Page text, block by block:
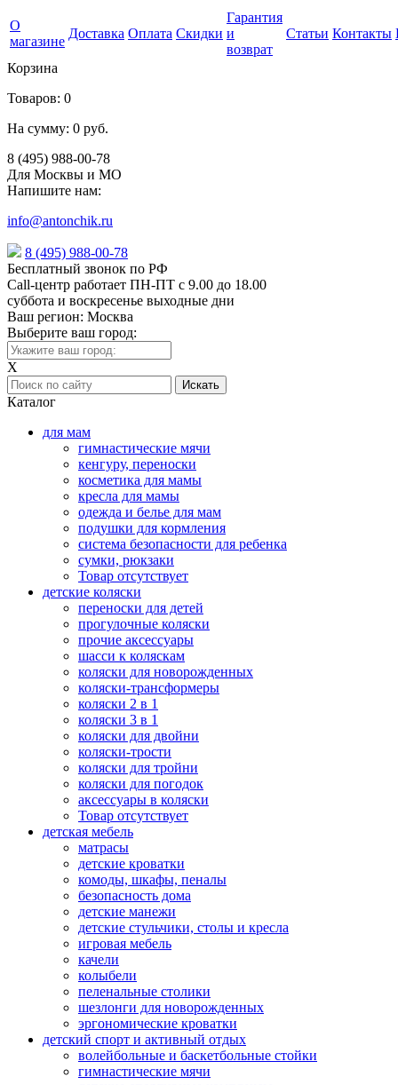
О
магазине
Доставка Оплата Скидки
Гарантия
и
возврат
Статьи Контакты
Корзина
Товаров: 0
На сумму: 0 руб.
8 (495) 988-00-78
Для Москвы и МО
Напишите нам:
info@antonchik.ru
8 (495) 988-00-78
Бесплатный звонок по РФ
Call-центр работает ПН-ПТ с 9.00 до 18.00
суббота и воскресенье выходные дни
Ваш регион: Москва
Выберите ваш город:
X
Каталог
для мам
гимнастические мячи
кенгуру, переноски
косметика для мамы
кресла для мамы
одежда и белье для мам
подушки для кормления
система безопасности для ребенка
сумки, рюкзаки
Товар отсутствует
детские коляски
переноски для детей
прогулочные коляски
прочие аксессуары
шасси к коляскам
коляски для новорожденных
коляски-трансформеры
коляски 2 в 1
коляски 3 в 1
коляски для двойни
коляски-трости
коляски для тройни
коляски для погодок
аксессуары в коляски
Товар отсутствует
детская мебель
матрасы
детские кроватки
комоды, шкафы, пеналы
безопасность дома
детские манежи
детские стульчики, столы и кресла
игровая мебель
качели
колыбели
пеленальные столики
шезлонги для новорожденных
эргономические кроватки
детский спорт и активный отдых
волейбольные и баскетбольные стойки
гимнастические мячи